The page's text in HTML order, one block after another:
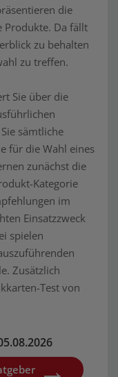
die
Produkte. Da fällt
zu behalten
zu treffen.
Sie über die
sämtliche
für die Wahl eines
zunächst die
Kategorie
im
Einsatzzweck
spielen
Zusätzlich
Test von